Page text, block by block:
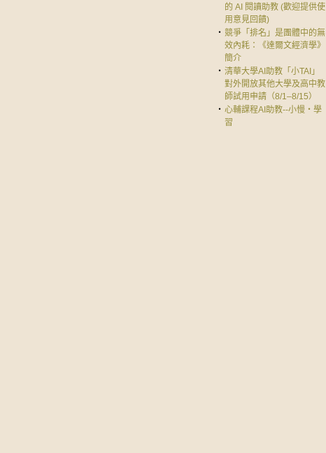
的 AI 閱讀助教 (歡迎提供使
用意見回饋)
‧ 競爭「排名」是團體中的無
效內耗：《達爾文經濟學》
簡介
‧ 清華大學AI助教「小TAI」
對外開放其他大學及高中教
師試用申請（8/1–8/15）
‧ 心輔課程AI助教--小慢‧學
習